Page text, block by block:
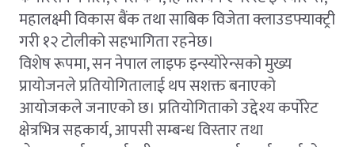
महालक्ष्मी विकास बैंक तथा साबिक विजेता क्लाउडफ्याक्ट्री
गरी १२ टोलीको सहभागिता रहनेछ।
विशेष रूपमा, सन नेपाल लाइफ इन्स्योरेन्सको मुख्य
प्रायोजनले प्रतियोगितालाई थप सशक्त बनाएको
आयोजकले जनाएको छ। प्रतियोगिताको उद्देश्य कर्पोरेट
क्षेत्रभित्र सहकार्य, आपसी सम्बन्ध विस्तार तथा